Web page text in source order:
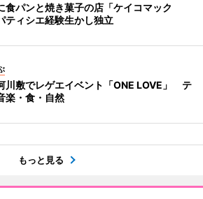
食パンと焼き菓子の店「ケイコマック
ィシエ経験生かし独立
川敷でレゲエイベント「ONE LOVE」 テ
楽・食・自然
もっと見る